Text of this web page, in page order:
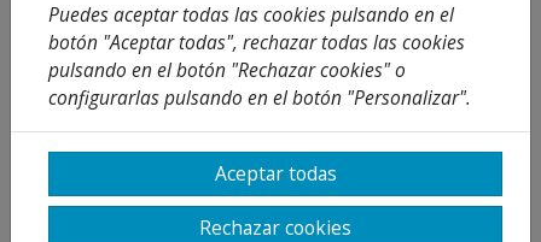
Modo de empleo y usos:
Verter el producto en un recipiente y sumergir las
células de forma que queden totalmente cubiertas y
dejar actuar el tiempo necesario en función de la
suciedad que contenga. Posteriormente aclarar la
célula con abundante agua.
Puedes aceptar todas las cookies pulsando en el
botón "Aceptar todas", rechazar todas las cookies
pulsando en el botón "Rechazar cookies" o
configurarlas pulsando en el botón "Personalizar".
Aceptar todas
Rechazar cookies